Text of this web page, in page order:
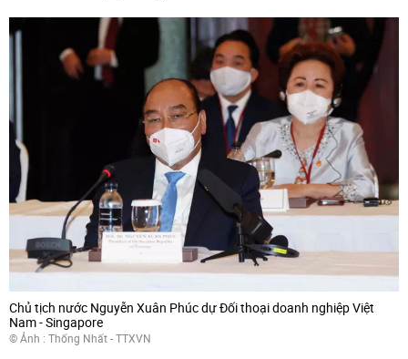
Chủ tịch nước Nguyễn Xuân Phúc dự Đối thoại doanh nghiệp Việt
Nam - Singapore
© Ảnh : Thống Nhất - TTXVN